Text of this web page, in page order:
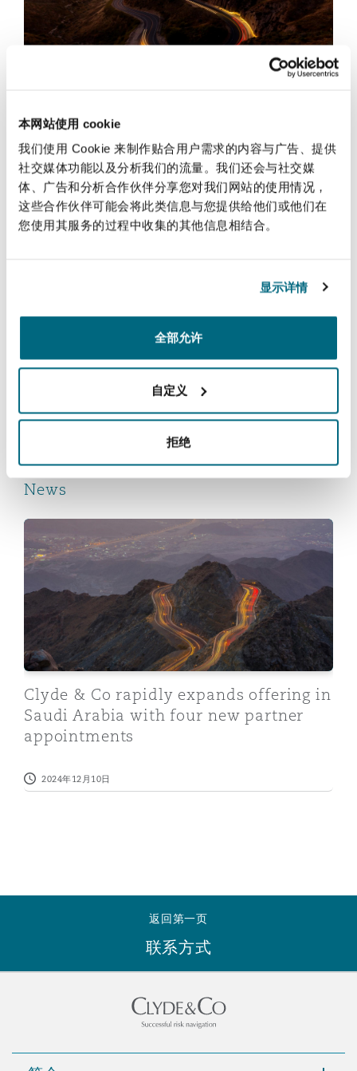
本网站使用 cookie
我们使用 Cookie 来制作贴合用户需求的内容与广告、提供
社交媒体功能以及分析我们的流量。我们还会与社交媒
体、广告和分析合作伙伴分享您对我们网站的使用情况，
这些合作伙伴可能会将此类信息与您提供给他们或他们在
您使用其服务的过程中收集的其他信息相结合。
显示详情
全部允许
自定义
拒绝
Non-Contentious
Satellite & Space
Insurance Coverage
Political Risk & Trade Credit
Reinsurance
Specialty
尼
兰巴托 – 联营办公室
阿密
泽西
约
伦多
盛顿
尔福德
兹
物浦
兰
卡斯尔
黎
安普顿
法律解析
خطوة جديدة نحو مزيد من الشفافية
2026年7月1日
Saudi Arabia’s Arbitration Framework: A new step
Saudi Arabia’s Arbitration Framework:
A new step toward greater
News
Clyde & Co rapidly expands offering in Saudi Arabia
Clyde & Co rapidly expands offering in
Saudi Arabia with four new partner
appointments
2024年12月10日
返回第一页
联系方式